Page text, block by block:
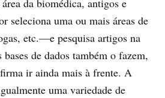
da biomédica, antigos e
seleciona uma ou mais áreas de
etc.—e pesquisa artigos na
bases de dados também o fazem,
ir ainda mais à frente. A
uma variedade de